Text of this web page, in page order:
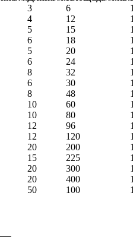
3 6
4 12
5 15
6 18
5 20
6 24
8 32
6 30
8 48
10 60
10 80
12 96
12 120
20 200
15 225
20 300
20 400
50 100